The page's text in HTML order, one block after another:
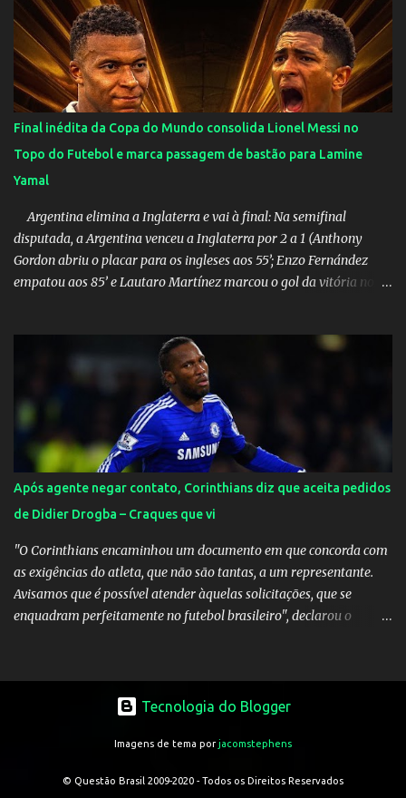
Marta marcou duas vezes, Debinha, Andressa Alves e Bia
Zaneratto foram autoras dos gols. Juliette, embaixadora
‎@Globoplay mandou um xero para as meninas e falou do seu
orgulho.
Final inédita da Copa do Mundo consolida Lionel Messi no
Topo do Futebol e marca passagem de bastão para Lamine
Yamal
Argentina elimina a Inglaterra e vai à final: Na semifinal
disputada, a Argentina venceu a Inglaterra por 2 a 1 (Anthony
Gordon abriu o placar para os ingleses aos 55’; Enzo Fernández
empatou aos 85’ e Lautaro Martínez marcou o gol da vitória nos
Inglaterra durante o jogo.
Após agente negar contato, Corinthians diz que aceita pedidos
de Didier Drogba – Craques que vi
"O Corinthians encaminhou um documento em que concorda com
as exigências do atleta, que não são tantas, a um representante.
Avisamos que é possível atender àquelas solicitações, que se
enquadram perfeitamente no futebol brasileiro", declarou o
empresário do marfinense disse que nunca houve negociação com
o clube paulista. "Nós jamais estivemos em contato com o
Tcherno Seydi, ao jornal francês L'Équipe. Inicialmente, Adauto
departamento de marketing do Corinthians. Uma conversa com o
Tecnologia do Blogger
Imagens de tema porjacomstephens
© Questão Brasil 2009-2020 - Todos os Direitos Reservados